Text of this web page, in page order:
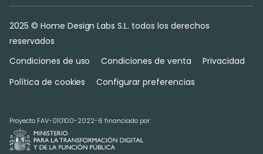
2025 © Home Design Labs S.L. todos los derechos
reservados
Condiciones de uso
Condiciones de venta
Privacidad
Política de cookies
Configurar preferencias
Proyecto FAV-010100-2022-6 financiado por: